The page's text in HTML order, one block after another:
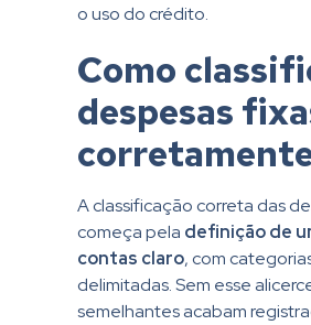
o uso do crédito.
Como
despesas
A classificação correta das
começa pela definição de
contas claro, com
delimitadas. Sem esse
semelhantes acabam